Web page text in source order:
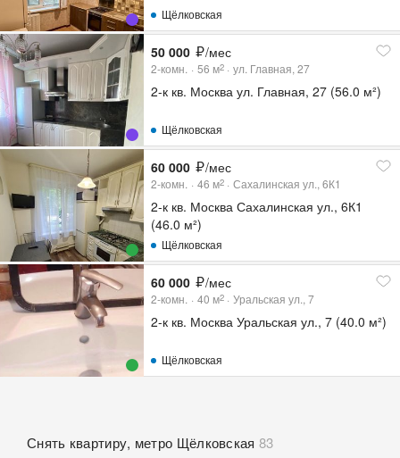
Щёлковская
50 000 /мес
2-комн. 56 м2 ул. Главная, 27
2-к кв. Москва ул. Главная, 27 (56.0 м²)
Щёлковская
60 000 /мес
2-комн. 46 м2 Сахалинская ул., 6К1
2-к кв. Москва Сахалинская ул., 6К1
(46.0 м²)
Щёлковская
60 000 /мес
2-комн. 40 м2 Уральская ул., 7
2-к кв. Москва Уральская ул., 7 (40.0 м²)
Щёлковская
Снять квартиру, метро Щёлковская 83